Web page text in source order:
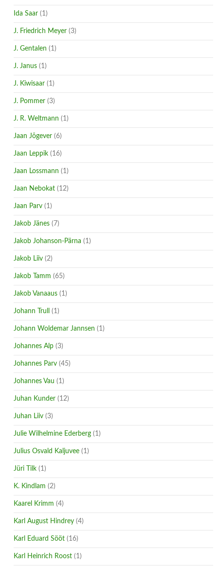
Ida Saar (1)
J. Friedrich Meyer (3)
J. Gentalen (1)
J. Janus (1)
J. Kiwisaar (1)
J. Pommer (3)
J. R. Weltmann (1)
Jaan Jõgever (6)
Jaan Leppik (16)
Jaan Lossmann (1)
Jaan Nebokat (12)
Jaan Parv (1)
Jakob Jänes (7)
Jakob Johanson-Pärna (1)
Jakob Liiv (2)
Jakob Tamm (65)
Jakob Vanaaus (1)
Johann Trull (1)
Johann Woldemar Jannsen (1)
Johannes Alp (3)
Johannes Parv (45)
Johannes Vau (1)
Juhan Kunder (12)
Juhan Liiv (3)
Julie Wilhelmine Ederberg (1)
Julius Osvald Kaljuvee (1)
Jüri Tilk (1)
K. Kindlam (2)
Kaarel Krimm (4)
Karl August Hindrey (4)
Karl Eduard Sööt (16)
Karl Heinrich Roost (1)